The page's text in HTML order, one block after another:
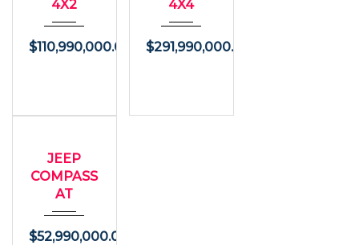
4X2
$110,990,000.00
4X4
$291,990,000.00
57000
JEEP
COMPASS
AT
$52,990,000.00